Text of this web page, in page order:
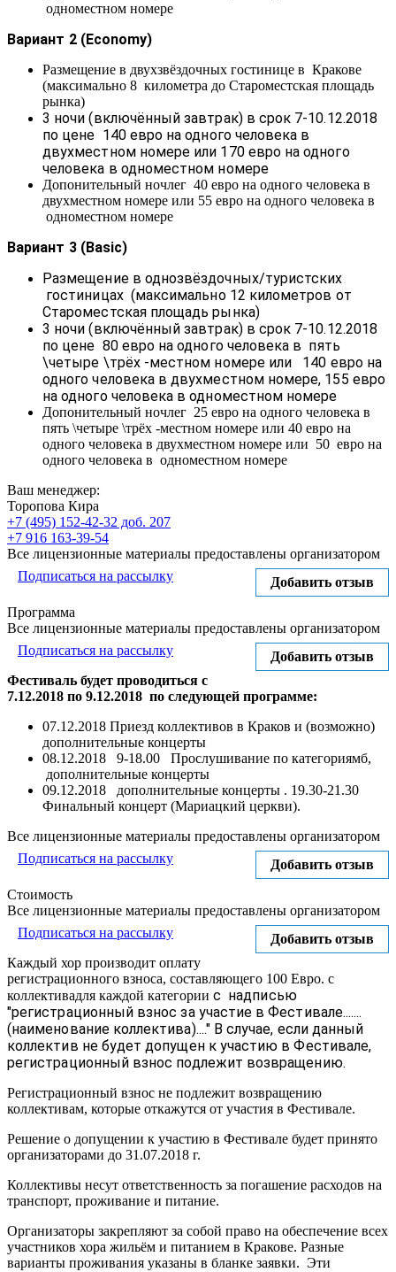
одноместном номере
Вариант 2 (Economy)
Размещение в двухзвёздочных гостинице в Кракове
(максимально 8 километра до Староместская площадь
рынка)
3 ночи (включённый завтрак) в срок 7-10.12.2018
по цене 140 евро на одного человека в
двухместном номере или 170 евро на одного
человека в одноместном номере
Допонительный ночлег 40 евро на одного человека в
двухместном номере или 55 евро на одного человека в
одноместном номере
Вариант 3 (Basic)
Размещение в однозвёздочных/туристских
гостиницах (максимально 12 километров от
Староместская площадь рынка)
3 ночи (включённый завтрак) в срок 7-10.12.2018
по цене 80 евро на одного человека в пять
\четыре \трёх -местном номере или 140 евро на
одного человека в двухместном номере, 155 евро
на одного человека в одноместном номере
Допонительный ночлег 25 евро на одного человека в
пять \четыре \трёх -местном номере или 40 евро на
одного человека в двухместном номере или 50 евро на
одного человека в одноместном номере
Ваш менеджер:
Торопова Кира
+7 (495) 152-42-32 доб. 207
+7 916 163-39-54
Все лицензионные материалы предоставлены организатором
Добавить отзыв
Подписаться на рассылку
Программа
Все лицензионные материалы предоставлены организатором
Добавить отзыв
Подписаться на рассылку
Фестиваль будет проводиться с
7.12.2018 по 9.12.2018 по следующей программе:
07.12.2018 Приезд коллективов в Краков и (возможно)
дополнительные концерты
08.12.2018 9-18.00 Прослушивание по категориямб,
дополнительные концерты
09.12.2018 дополнительные концерты . 19.30-21.30
Финальный концерт (Мариацкий церкви).
Все лицензионные материалы предоставлены организатором
Добавить отзыв
Подписаться на рассылку
Стоимость
Все лицензионные материалы предоставлены организатором
Добавить отзыв
Подписаться на рассылку
Каждый хор производит оплату
регистрационного взноса, составляющего 100 Евро. с
коллективадля каждой категории с надписью
"регистрационный взнос за участие в Фестивале.......
(наименование коллектива)...." В случае, если данный
коллектив не будет допущен к участию в Фестивале,
регистрационный взнос подлежит возвращению.
Регистрационный взнос не подлежит возвращению
коллективам, которые откажутся от участия в Фестивале.
Решение о допущении к участию в Фестивале будет принято
организаторами до 31.07.2018 г.
Коллективы несут ответственность за погашение расходов на
транспорт, проживание и питание.
Организаторы закрепляют за собой право на обеспечение всех
участников хора жильём и питанием в Кракове. Разные
варианты проживания указаны в бланке заявки. Эти